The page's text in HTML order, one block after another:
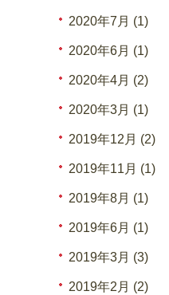
2020年7月 (1)
2020年6月 (1)
2020年4月 (2)
2020年3月 (1)
2019年12月 (2)
2019年11月 (1)
2019年8月 (1)
2019年6月 (1)
2019年3月 (3)
2019年2月 (2)